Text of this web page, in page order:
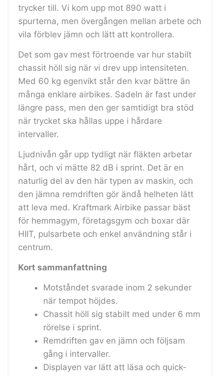
trycker till. Vi kom upp mot 890 watt i
spurterna, men övergången mellan arbete och
vila förblev jämn och lätt att kontrollera.
Det som gav mest förtroende var hur stabilt
chassit höll sig när vi drev upp intensiteten.
Med 60 kg egenvikt står den kvar bättre än
många enklare airbikes. Sadeln är fast under
längre pass, men den ger samtidigt bra stöd
när trycket ska hållas uppe i hårdare
intervaller.
Ljudnivån går upp tydligt när fläkten arbetar
hårt, och vi mätte 82 dB i sprint. Det är en
naturlig del av den här typen av maskin, och
den jämna remdriften gör ändå helheten lätt
att leva med. Kraftmark Airbike passar bäst
för hemmagym, företagsgym och boxar där
HIIT, pulsarbete och enkel användning står i
centrum.
Kort sammanfattning
Motståndet svarade inom 2 sekunder
när tempot höjdes.
Chassit höll sig stabilt med under 6 mm
rörelse i sprint.
Remdriften gav en jämn och följsam
gång i intervaller.
Displayen var lätt att läsa och quick-